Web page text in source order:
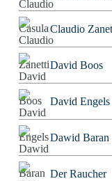
Claudio
David Boos
David Engels
Dawid Baran
Der Raucher